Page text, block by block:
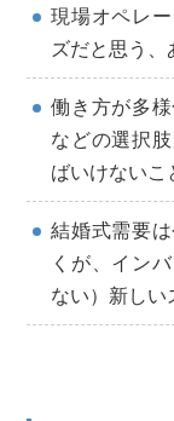
現場オペレ
ズだと思う、
働き方が多
などの選択
ばいけないこ
結婚式需要
くが、イン
ない）新しい